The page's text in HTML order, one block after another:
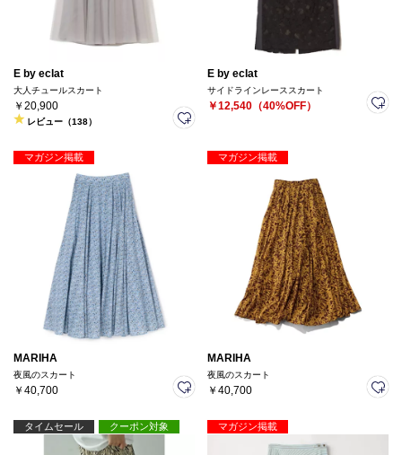
E by eclat
大人チュールスカート
￥20,900
レビュー（138）
E by eclat
サイドラインレーススカート
￥12,540（40%OFF）
マガジン掲載
MARIHA
夜風のスカート
￥40,700
マガジン掲載
MARIHA
夜風のスカート
￥40,700
タイムセール クーポン対象 マガジン掲載